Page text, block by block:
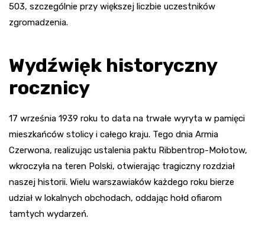
503, szczególnie przy większej liczbie uczestników
zgromadzenia.
Wydźwięk historyczny
rocznicy
17 września 1939 roku to data na trwałe wyryta w pamięci
mieszkańców stolicy i całego kraju. Tego dnia Armia
Czerwona, realizując ustalenia paktu Ribbentrop-Mołotow,
wkroczyła na teren Polski, otwierając tragiczny rozdział
naszej historii. Wielu warszawiaków każdego roku bierze
udział w lokalnych obchodach, oddając hołd ofiarom
tamtych wydarzeń.